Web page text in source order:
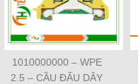
1010000000 – WPE
2.5 – CẦU ĐẤU DÂY